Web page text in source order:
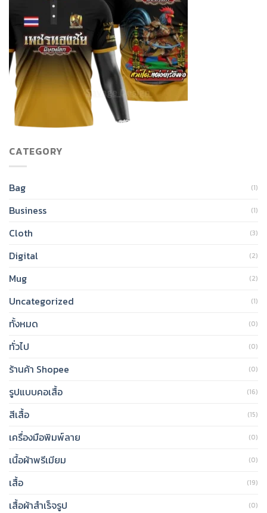
CATEGORY
Bag (1)
Business (1)
Cloth (3)
Digital (2)
Mug (2)
Uncategorized (1)
ทั้งหมด (0)
ทั่วไป (0)
ร้านค้า Shopee (0)
รูปแบบคอเสื้อ (16)
สีเสื้อ (15)
เครื่องมือพิมพ์ลาย (0)
เนื้อผ้าพรีเมียม (0)
เสื้อ (19)
เสื้อผ้าสำเร็จรูป (0)